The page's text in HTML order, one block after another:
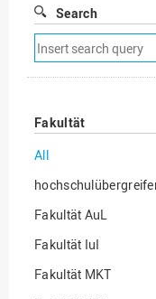
Search
Remove
search
filter
Fakultät
All
Fakultät AuL
Fakultät IuI
Fakultät MKT